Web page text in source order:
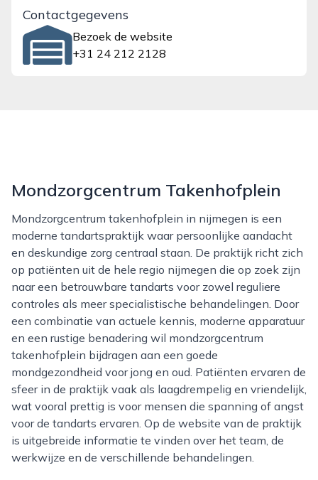
Contactgegevens
Bezoek de website
+31 24 212 2128
Mondzorgcentrum Takenhofplein
Mondzorgcentrum takenhofplein in nijmegen is een
moderne tandartspraktijk waar persoonlijke aandacht
en deskundige zorg centraal staan. De praktijk richt zich
op patiënten uit de hele regio nijmegen die op zoek zijn
naar een betrouwbare tandarts voor zowel reguliere
controles als meer specialistische behandelingen. Door
een combinatie van actuele kennis, moderne apparatuur
en een rustige benadering wil mondzorgcentrum
takenhofplein bijdragen aan een goede
mondgezondheid voor jong en oud. Patiënten ervaren de
sfeer in de praktijk vaak als laagdrempelig en vriendelijk,
wat vooral prettig is voor mensen die spanning of angst
voor de tandarts ervaren. Op de website van de praktijk
is uitgebreide informatie te vinden over het team, de
werkwijze en de verschillende behandelingen.